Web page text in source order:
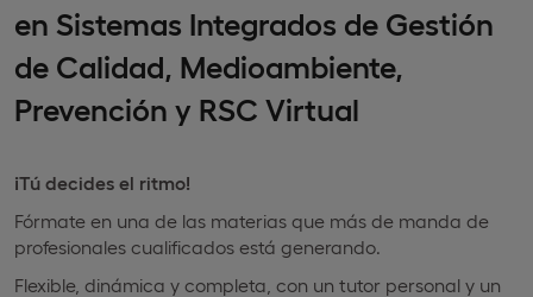
en Sistemas Integrados de Gestión
de Calidad, Medioambiente,
Prevención y RSC Virtual
¡Tú decides el ritmo!
Fórmate en una de las materias que más de manda de
profesionales cualificados está generando.
Flexible, dinámica y completa, con un tutor personal y un